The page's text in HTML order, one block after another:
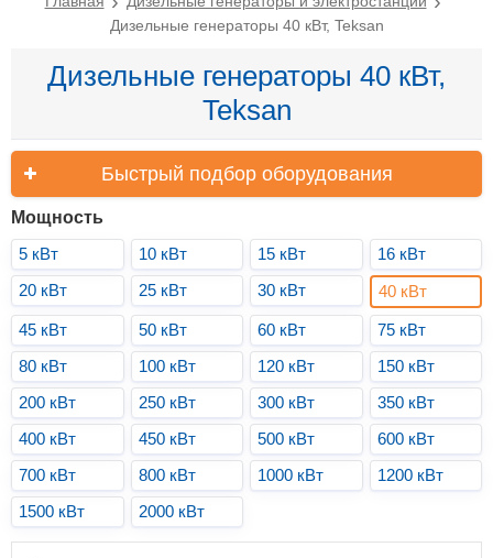
Дизельные генераторы 40 кВт, Teksan
Дизельные генераторы 40 кВт,
Teksan
Быстрый подбор оборудования
Мощность
5 кВт
10 кВт 15 кВт
16 кВт
20 кВт
25 кВт 30 кВт 40 кВт
45 кВт 50 кВт 60 кВт
75 кВт
80 кВт
100 кВт 120 кВт
150 кВт
200 кВт
250 кВт 300 кВт
350 кВт
400 кВт
450 кВт 500 кВт
600 кВт
700 кВт
800 кВт 1000 кВт
1200 кВт
1500 кВт
2000 кВт